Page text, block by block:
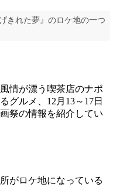
きれた夢』のロケ地の一つ
情が漂う喫茶店のナポ
グルメ、12月13～17日
祭の情報を紹介してい
がロケ地になっている